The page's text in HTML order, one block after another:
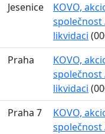
Jesenice
KOVO,
společnost
likvidaci
Praha
KOVO,
společnost
likvidaci
Praha 7
KOVO,
společnost